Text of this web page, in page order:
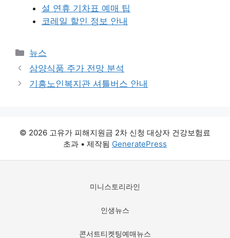
설 연휴 기차표 예매 팁
코레일 할인 정보 안내
카
테
리
뉴스
삼양식품 주가 전망 분석
기흥노인복지관 셔틀버스 안내
© 2026 고유가 피해지원금 2차 신청 대상자 건강보험료
초과 • 제작됨 GeneratePress
미니스토리라인
인생뉴스
콘서트티켓팅예매뉴스